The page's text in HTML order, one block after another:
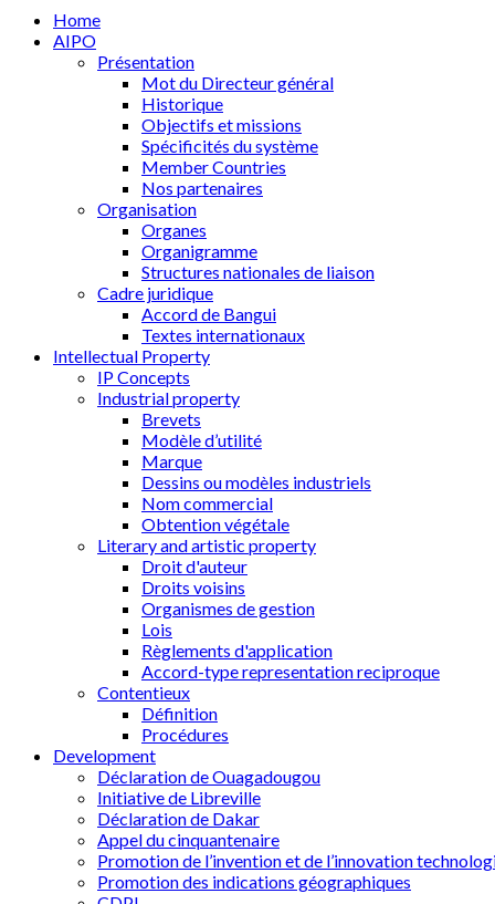
Home
AIPO
Présentation
Mot du Directeur général
Historique
Objectifs et missions
Spécificités du système
Member Countries
Nos partenaires
Organisation
Organes
Organigramme
Structures nationales de liaison
Cadre juridique
Accord de Bangui
Textes internationaux
Intellectual Property
IP Concepts
Industrial property
Brevets
Modèle d’utilité
Marque
Dessins ou modèles industriels
Nom commercial
Obtention végétale
Literary and artistic property
Droit d'auteur
Droits voisins
Organismes de gestion
Lois
Règlements d'application
Accord-type representation reciproque
Contentieux
Définition
Procédures
Development
Déclaration de Ouagadougou
Initiative de Libreville
Déclaration de Dakar
Appel du cinquantenaire
Promotion de l’invention et de l’innovation
Promotion des indications géographiques